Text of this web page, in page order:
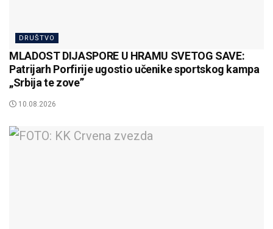
DRUŠTVO
MLADOST DIJASPORE U HRAMU SVETOG SAVE:
Patrijarh Porfirije ugostio učenike sportskog kampa
„Srbija te zove”
10.08.2026